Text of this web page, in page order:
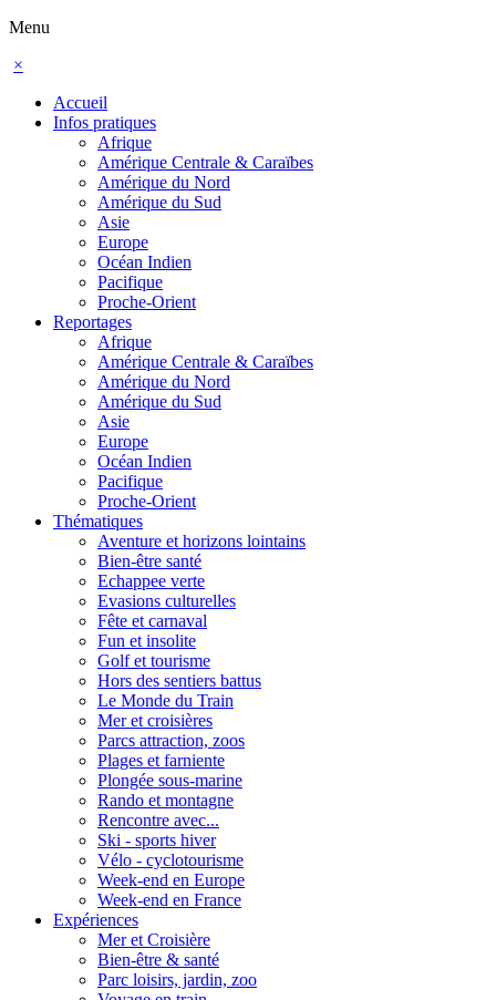
Menu
×
Accueil
Infos pratiques
Afrique
Amérique Centrale & Caraïbes
Amérique du Nord
Amérique du Sud
Asie
Europe
Océan Indien
Pacifique
Proche-Orient
Reportages
Afrique
Amérique Centrale & Caraïbes
Amérique du Nord
Amérique du Sud
Asie
Europe
Océan Indien
Pacifique
Proche-Orient
Thématiques
Aventure et horizons lointains
Bien-être santé
Echappee verte
Evasions culturelles
Fête et carnaval
Fun et insolite
Golf et tourisme
Hors des sentiers battus
Le Monde du Train
Mer et croisières
Parcs attraction, zoos
Plages et farniente
Plongée sous-marine
Rando et montagne
Rencontre avec...
Ski - sports hiver
Vélo - cyclotourisme
Week-end en Europe
Week-end en France
Expériences
Mer et Croisière
Bien-être & santé
Parc loisirs, jardin, zoo